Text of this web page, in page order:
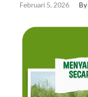
Februari 5, 2026 By